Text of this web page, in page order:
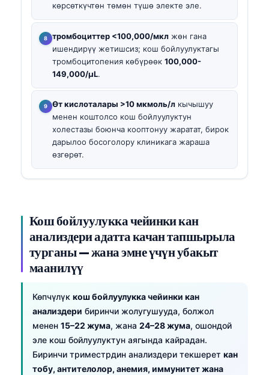
көрсөткүчтөн төмөн түшө электе эле.
тромбоциттер <100,000/мкл жөн гана
ишендирүү жетишсиз; кош бойлуулуктагы
тромбоцитопения көбүрөөк 100,000-
149,000/µL.
Өт кислоталары >10 мкмоль/л кычышуу
менен коштолсо кош бойлуулуктун
холестазы боюнча кооптонуу жаратат, бирок
дарылоо босоголору клиникага жараша
өзгөрөт.
Кош бойлуулукка чейинки кан
анализдери адатта качан тапшырыла
турганы — жана эмне үчүн убакыт
маанилүү
Көпчүлүк кош бойлуулукка чейинки кан
анализдери биринчи жолугушууда, болжол
менен 15–22 жума, жана 24–28 жума, ошондой
эле кош бойлуулуктун аягында кайрадан.
Биринчи триместрдин анализдери текшерет кан
тобу, антителолор, анемия, иммунитет жана